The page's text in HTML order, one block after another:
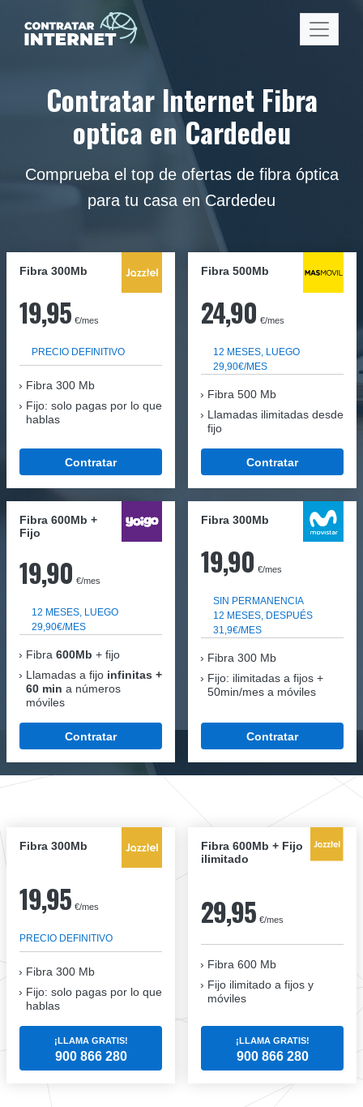
Contratar Internet Fibra
optica en Cardedeu
Comprueba el top de ofertas de fibra óptica
para tu casa en Cardedeu
Fibra 300Mb
19,95 €/mes
PRECIO DEFINITIVO
Fibra 300 Mb
Fijo: solo pagas por lo que
hablas
Contratar
Fibra 500Mb
24,90 €/mes
12 MESES, LUEGO
29,90€/MES
Fibra 500 Mb
Llamadas ilimitadas desde
fijo
Contratar
Fibra 600Mb +
Fijo
19,90 €/mes
12 MESES, LUEGO
29,90€/MES
Fibra 600Mb + fijo
Llamadas a fijo infinitas +
60 min a números
móviles
Contratar
Fibra 300Mb
19,90 €/mes
SIN PERMANENCIA
12 MESES, DESPUÉS
31,9€/MES
Fibra 300 Mb
Fijo: ilimitadas a fijos +
50min/mes a móviles
Contratar
Fibra 300Mb
19,95 €/mes
PRECIO DEFINITIVO
Fibra 300 Mb
Fijo: solo pagas por lo que
hablas
¡LLAMA GRATIS!
900 866 280
Fibra 600Mb + Fijo
ilimitado
29,95 €/mes
Fibra 600 Mb
Fijo ilimitado a fijos y
móviles
¡LLAMA GRATIS!
900 866 280